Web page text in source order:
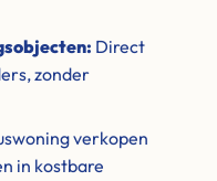
Direct
zonder
verkopen
in kostbare